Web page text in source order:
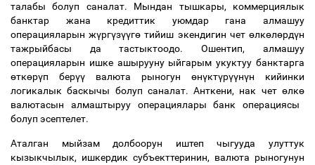
талабы болуп саналат. Мындан тышкары, коммерциялык
банктар жана кредиттик уюмдар гана алмашуу
операцияларын жүргүзүүгө тийиш экендигин четөлкөлөрдүн
тажрыйбасы да тастыктоодо. Ошентип, алмашуу
операцияларын ишке ашырууну ыйгарым укуктуу банктарга
өткөрүп берүү валюта рыногун өнүктүрүүнүн кийинки
логикалык баскычы болуп саналат. Анткени, нак чет өлкө
валютасын алмаштыруу операциялары банк операциясы
болуп эсептелет.
Аталган мыйзам долбоорун иштеп чыгууда улуттук
кызыкчылык, ишкердик субъекттеринин, валюта рыногунун